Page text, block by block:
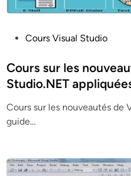
s
t
d
i
Cours Visual Studio
Cours sur les
Studio.NET
Cours sur les nouveautés de
guide…